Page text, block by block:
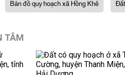
Bản đồ quy hoạch xã Hồng Khê
TÂM